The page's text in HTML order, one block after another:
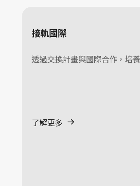
接軌國際
透過交換計畫與國際合作，培
了解更多